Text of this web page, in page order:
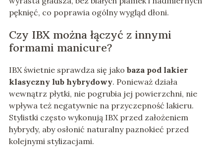
pęknięć, co poprawia ogólny wygląd dłoni.
Czy IBX można łączyć z innymi
formami manicure?
IBX świetnie sprawdza się jako baza pod lakier
klasyczny lub hybrydowy. Ponieważ działa
wewnątrz płytki, nie pogrubia jej powierzchni, nie
wpływa też negatywnie na przyczepność lakieru.
Stylistki często wykonują IBX przed założeniem
hybrydy, aby osłonić naturalny paznokieć przed
kolejnymi stylizacjami.